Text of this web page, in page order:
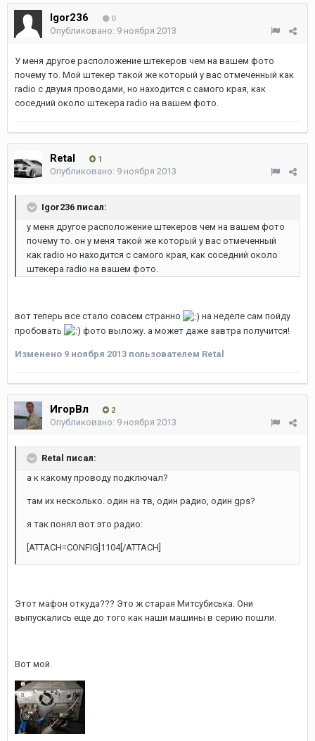
Igor236 0
Опубликовано: 9 ноября 2013
У меня другое расположение штекеров чем на вашем фото
почему то. Мой штекер такой же который у вас отмеченный как
radio с двумя проводами, но находится с самого края, как
соседний около штекера radio на вашем фото.
Retal 1
Опубликовано: 9 ноября 2013
Igor236 писал:
у меня другое расположение штекеров чем на вашем фото
почему то. он у меня такой же который у вас отмеченный
как radio но находится с самого края, как соседний около
штекера radio на вашем фото.
вот теперь все стало совсем странно
на неделе сам пойду
пробовать
фото выложу. а может даже завтра получится!
Изменено 9 ноября 2013 пользователем Retal
ИгорВл 2
Опубликовано: 9 ноября 2013
Retal писал:
а к какому проводу подключал?
там их несколько. один на тв, один радио, один gps?
я так понял вот это радио:
[ATTACH=CONFIG]1104[/ATTACH]
Этот мафон откуда??? Это ж старая Митсубиська. Они
выпускались еще до того как наши машины в серию пошли.
Вот мой.